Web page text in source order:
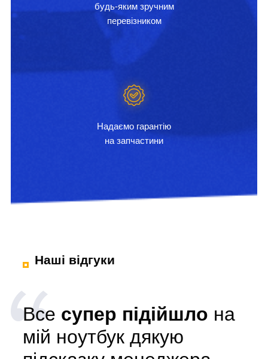
будь-яким зручним
перевізником
Надаємо гарантію
на запчастини
Наші відгуки
Все супер підійшло на
мій ноутбук дякую